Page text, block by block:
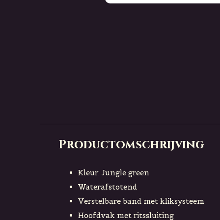
Productomschrijving
Kleur: Jungle green
Waterafstotend
Verstelbare band met kliksysteem
Hoofdvak met ritssluiting